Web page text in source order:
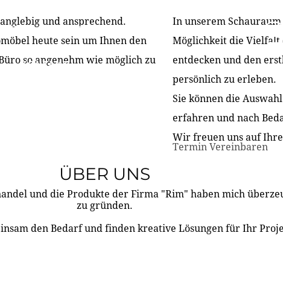
ÜBER UNS PARTNER & REFERENZEN
KONTAKT
und ansprechend.
heute sein um Ihnen den
so angenehm wie möglich zu
In unserem Schauraum
Möglichkeit die Vielfalt
entdecken und den
persönlich zu erleben.
Sie können die
erfahren und nach
Wir freuen uns auf
Termin Vereinbaren
ÜBER UNS
und die Produkte der Firma "Rim" haben mich
zu gründen.
den Bedarf und finden kreative Lösungen für Ihr